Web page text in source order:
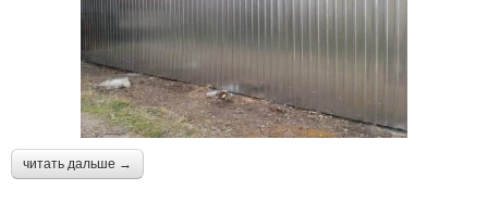
читать дальше →